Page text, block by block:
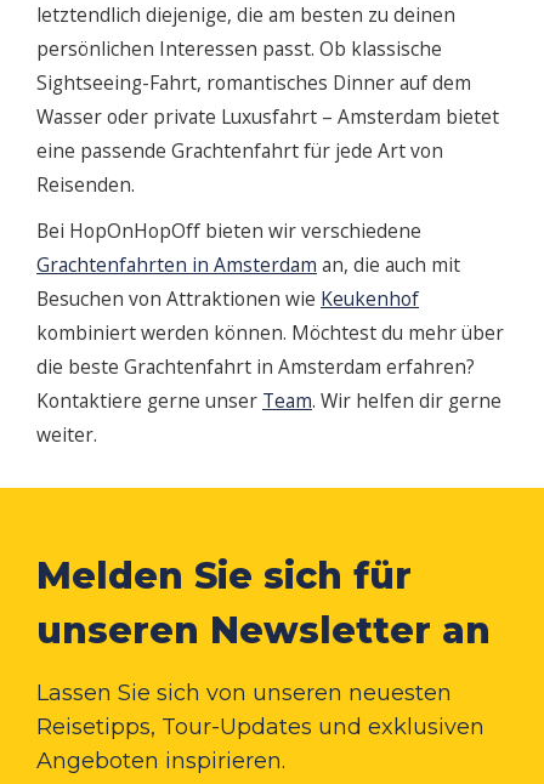
letztendlich diejenige, die am besten zu deinen
persönlichen Interessen passt. Ob klassische
Sightseeing-Fahrt, romantisches Dinner auf dem
Wasser oder private Luxusfahrt – Amsterdam bietet
eine passende Grachtenfahrt für jede Art von
Reisenden.
Bei HopOnHopOff bieten wir verschiedene
Grachtenfahrten in Amsterdam an, die auch mit
Besuchen von Attraktionen wie Keukenhof
kombiniert werden können. Möchtest du mehr über
die beste Grachtenfahrt in Amsterdam erfahren?
Kontaktiere gerne unser Team. Wir helfen dir gerne
weiter.
Melden Sie sich für
unseren Newsletter an
Lassen Sie sich von unseren neuesten
Reisetipps, Tour-Updates und exklusiven
Angeboten inspirieren.